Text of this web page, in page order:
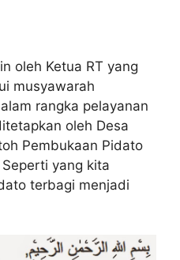
oleh Ketua RT yang
musyawarah
rangka pelayanan
oleh Desa
Pembukaan Pidato
yang kita
terbagi menjadi